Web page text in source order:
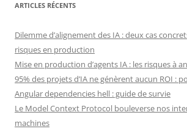
ARTICLES RÉCENTS
Dilemme d’alignement des IA : deux cas
risques en production
Mise en production d’agents IA : les risques à
95% des projets d’IA ne génèrent aucun ROI :
Angular dependencies hell : guide de survie
Le Model Context Protocol bouleverse nos
machines